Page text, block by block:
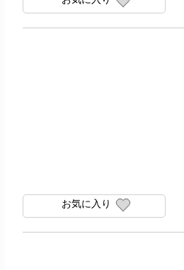
お気に入り